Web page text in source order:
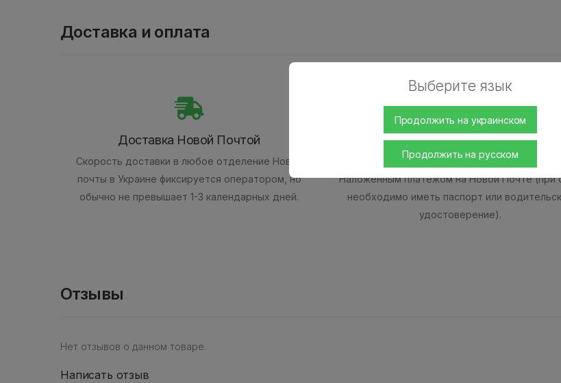
Выберите язык
Продолжить на украинском
Продолжить на русском
Доставка и оплата
Доставка Новой Почтой
Скорость доставки в любое отделение Новой
почты в Украине фиксируется оператором, но
обычно не превышает 1-3 календарных дней.
Наличными
Оплата наличными при получении товара.
Наложенным платежом на Новой Почте (при
необходимо иметь паспорт или
удостоверение).
Отзывы
Нет отзывов о данном товаре.
Написать отзыв